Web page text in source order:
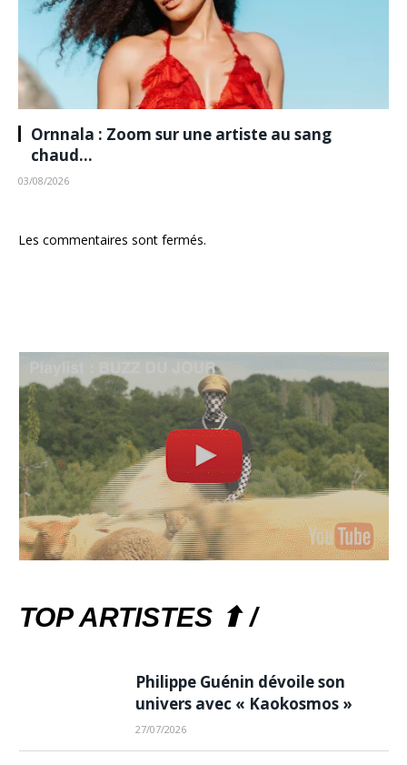
Ornnala : Zoom sur une artiste au sang
chaud…
03/08/2026
Les commentaires sont fermés.
TOP ARTISTES ⬆ /
Philippe Guénin dévoile son
univers avec « Kaokosmos »
27/07/2026